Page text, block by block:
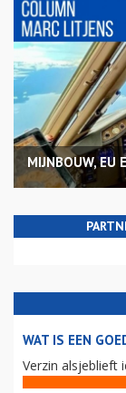
MIJNBOUW, EU
WAT IS EEN
Verzin alsjeblieft